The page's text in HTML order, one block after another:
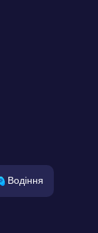
Водіння